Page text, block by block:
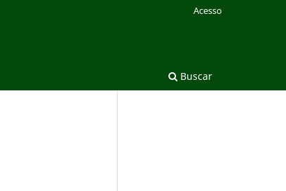
Buscar
Acesso